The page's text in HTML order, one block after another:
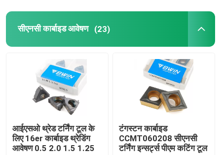
सीएनसी कार्बाइड आवेषण (23)
आईएसओ थ्रेड टर्निंग टूल के
लिए 16er कार्बाइड थ्रेडिंग
आवेषण 0.5 2.0 1.5 1.25
टंगस्टन कार्बाइड
CCMT060208 सीएनसी
टर्निंग इन्सर्ट्स पीएम कटिंग टूल